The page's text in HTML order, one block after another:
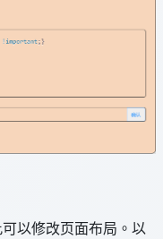
以修改页面布局。以